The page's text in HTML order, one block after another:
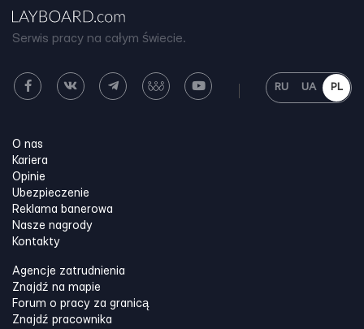
Serwis pracy na całym świecie.
RU UA PL
O nas
Kariera
Opinie
Ubezpieczenie
Reklama banerowa
Nasze nagrody
Kontakty
Agencje zatrudnienia
Znajdź na mapie
Forum o pracy za granicą
Znajdź pracownika